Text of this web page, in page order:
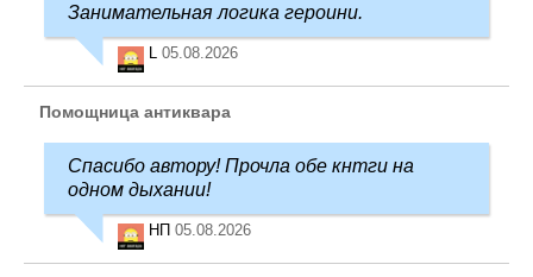
Занимательная логика героини.
05.08.2026
Помощница антиквара
Спасибо автору! Прочла обе кнтги на
одном дыхании!
НП 05.08.2026